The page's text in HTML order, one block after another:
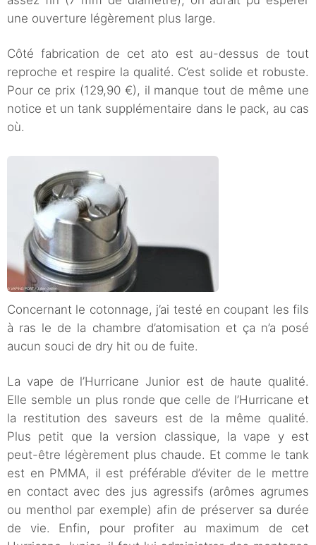
une ouverture légèrement plus large.
Côté fabrication de cet ato est au-dessus de tout
reproche et respire la qualité. C’est solide et robuste.
Pour ce prix (129,90 €), il manque tout de même une
notice et un tank supplémentaire dans le pack, au cas
où.
Concernant le cotonnage, j’ai testé en coupant les fils
à ras le de la chambre d’atomisation et ça n’a posé
aucun souci de dry hit ou de fuite.
La vape de l’Hurricane Junior est de haute qualité.
Elle semble un plus ronde que celle de l’Hurricane et
la restitution des saveurs est de la même qualité.
Plus petit que la version classique, la vape y est
peut-être légèrement plus chaude. Et comme le tank
est en PMMA, il est préférable d’éviter de le mettre
en contact avec des jus agressifs (arômes agrumes
ou menthol par exemple) afin de préserver sa durée
de vie. Enfin, pour profiter au maximum de cet